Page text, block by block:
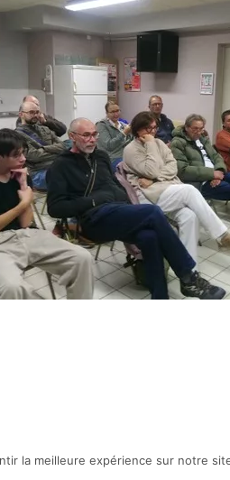
| Création de site internet :
la meilleure expérience sur notre